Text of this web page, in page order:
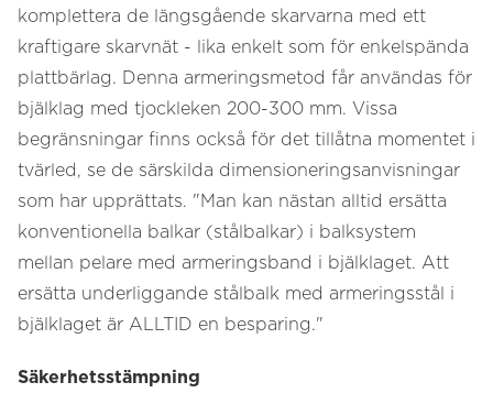
komplettera de längsgående skarvarna med ett
kraftigare skarvnät - lika enkelt som för enkelspända
plattbärlag. Denna armeringsmetod får användas för
bjälklag med tjockleken 200-300 mm. Vissa
begränsningar finns också för det tillåtna momentet i
tvärled, se de särskilda dimensioneringsanvisningar
som har upprättats. "Man kan nästan alltid ersätta
konventionella balkar (stålbalkar) i balksystem
mellan pelare med armeringsband i bjälklaget. Att
ersätta underliggande stålbalk med armeringsstål i
bjälklaget är ALLTID en besparing."
Säkerhetsstämpning